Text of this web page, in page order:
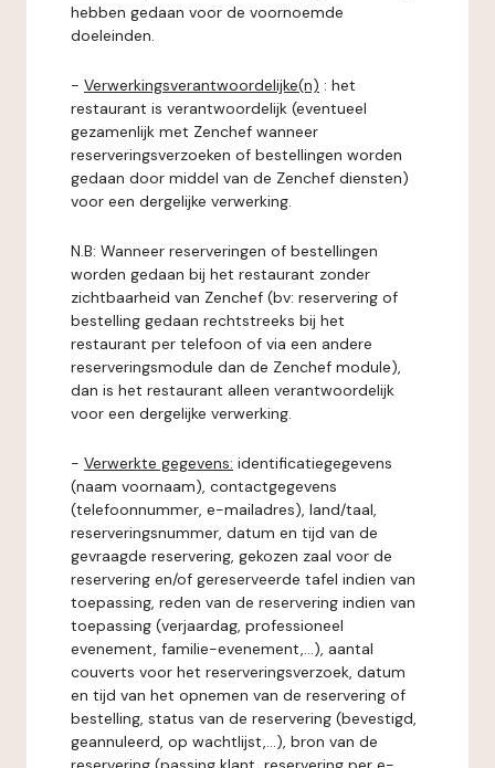
hebben gedaan voor de voornoemde
doeleinden.
- Verwerkingsverantwoordelijke(n) : het
restaurant is verantwoordelijk (eventueel
gezamenlijk met Zenchef wanneer
reserveringsverzoeken of bestellingen worden
gedaan door middel van de Zenchef diensten)
voor een dergelijke verwerking.
N.B: Wanneer reserveringen of bestellingen
worden gedaan bij het restaurant zonder
zichtbaarheid van Zenchef (bv: reservering of
bestelling gedaan rechtstreeks bij het
restaurant per telefoon of via een andere
reserveringsmodule dan de Zenchef module),
dan is het restaurant alleen verantwoordelijk
voor een dergelijke verwerking.
- Verwerkte gegevens: identificatiegegevens
(naam voornaam), contactgegevens
(telefoonnummer, e-mailadres), land/taal,
reserveringsnummer, datum en tijd van de
gevraagde reservering, gekozen zaal voor de
reservering en/of gereserveerde tafel indien van
toepassing, reden van de reservering indien van
toepassing (verjaardag, professioneel
evenement, familie-evenement,...), aantal
couverts voor het reserveringsverzoek, datum
en tijd van het opnemen van de reservering of
bestelling, status van de reservering (bevestigd,
geannuleerd, op wachtlijst,...), bron van de